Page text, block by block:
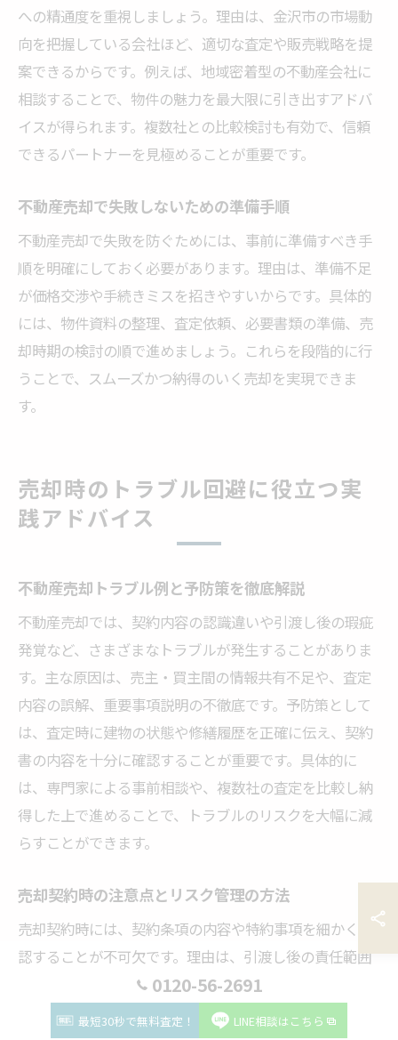
への精通度を重視しましょう。理由は、金沢市の市場動
向を把握している会社ほど、適切な査定や販売戦略を提
案できるからです。例えば、地域密着型の不動産会社に
相談することで、物件の魅力を最大限に引き出すアドバ
イスが得られます。複数社との比較検討も有効で、信頼
できるパートナーを見極めることが重要です。
不動産売却で失敗しないための準備手順
不動産売却で失敗を防ぐためには、事前に準備すべき手
順を明確にしておく必要があります。理由は、準備不足
が価格交渉や手続きミスを招きやすいからです。具体的
には、物件資料の整理、査定依頼、必要書類の準備、売
却時期の検討の順で進めましょう。これらを段階的に行
うことで、スムーズかつ納得のいく売却を実現できま
す。
売却時のトラブル回避に役立つ実
践アドバイス
不動産売却トラブル例と予防策を徹底解説
不動産売却では、契約内容の認識違いや引渡し後の瑕疵
発覚など、さまざまなトラブルが発生することがありま
す。主な原因は、売主・買主間の情報共有不足や、査定
内容の誤解、重要事項説明の不徹底です。予防策として
は、査定時に建物の状態や修繕履歴を正確に伝え、契約
書の内容を十分に確認することが重要です。具体的に
は、専門家による事前相談や、複数社の査定を比較し納
得した上で進めることで、トラブルのリスクを大幅に減
らすことができます。
売却契約時の注意点とリスク管理の方法
売却契約時には、契約条項の内容や特約事項を細かく確
認することが不可欠です。理由は、引渡し後の責任範囲
や違約金発生条件など、将来のリスクを回避するためで
す。例えば、設備の故障や隠れた瑕疵については、事前
0120-56-2691
最短30秒で無料査定！ LINE相談はこちら